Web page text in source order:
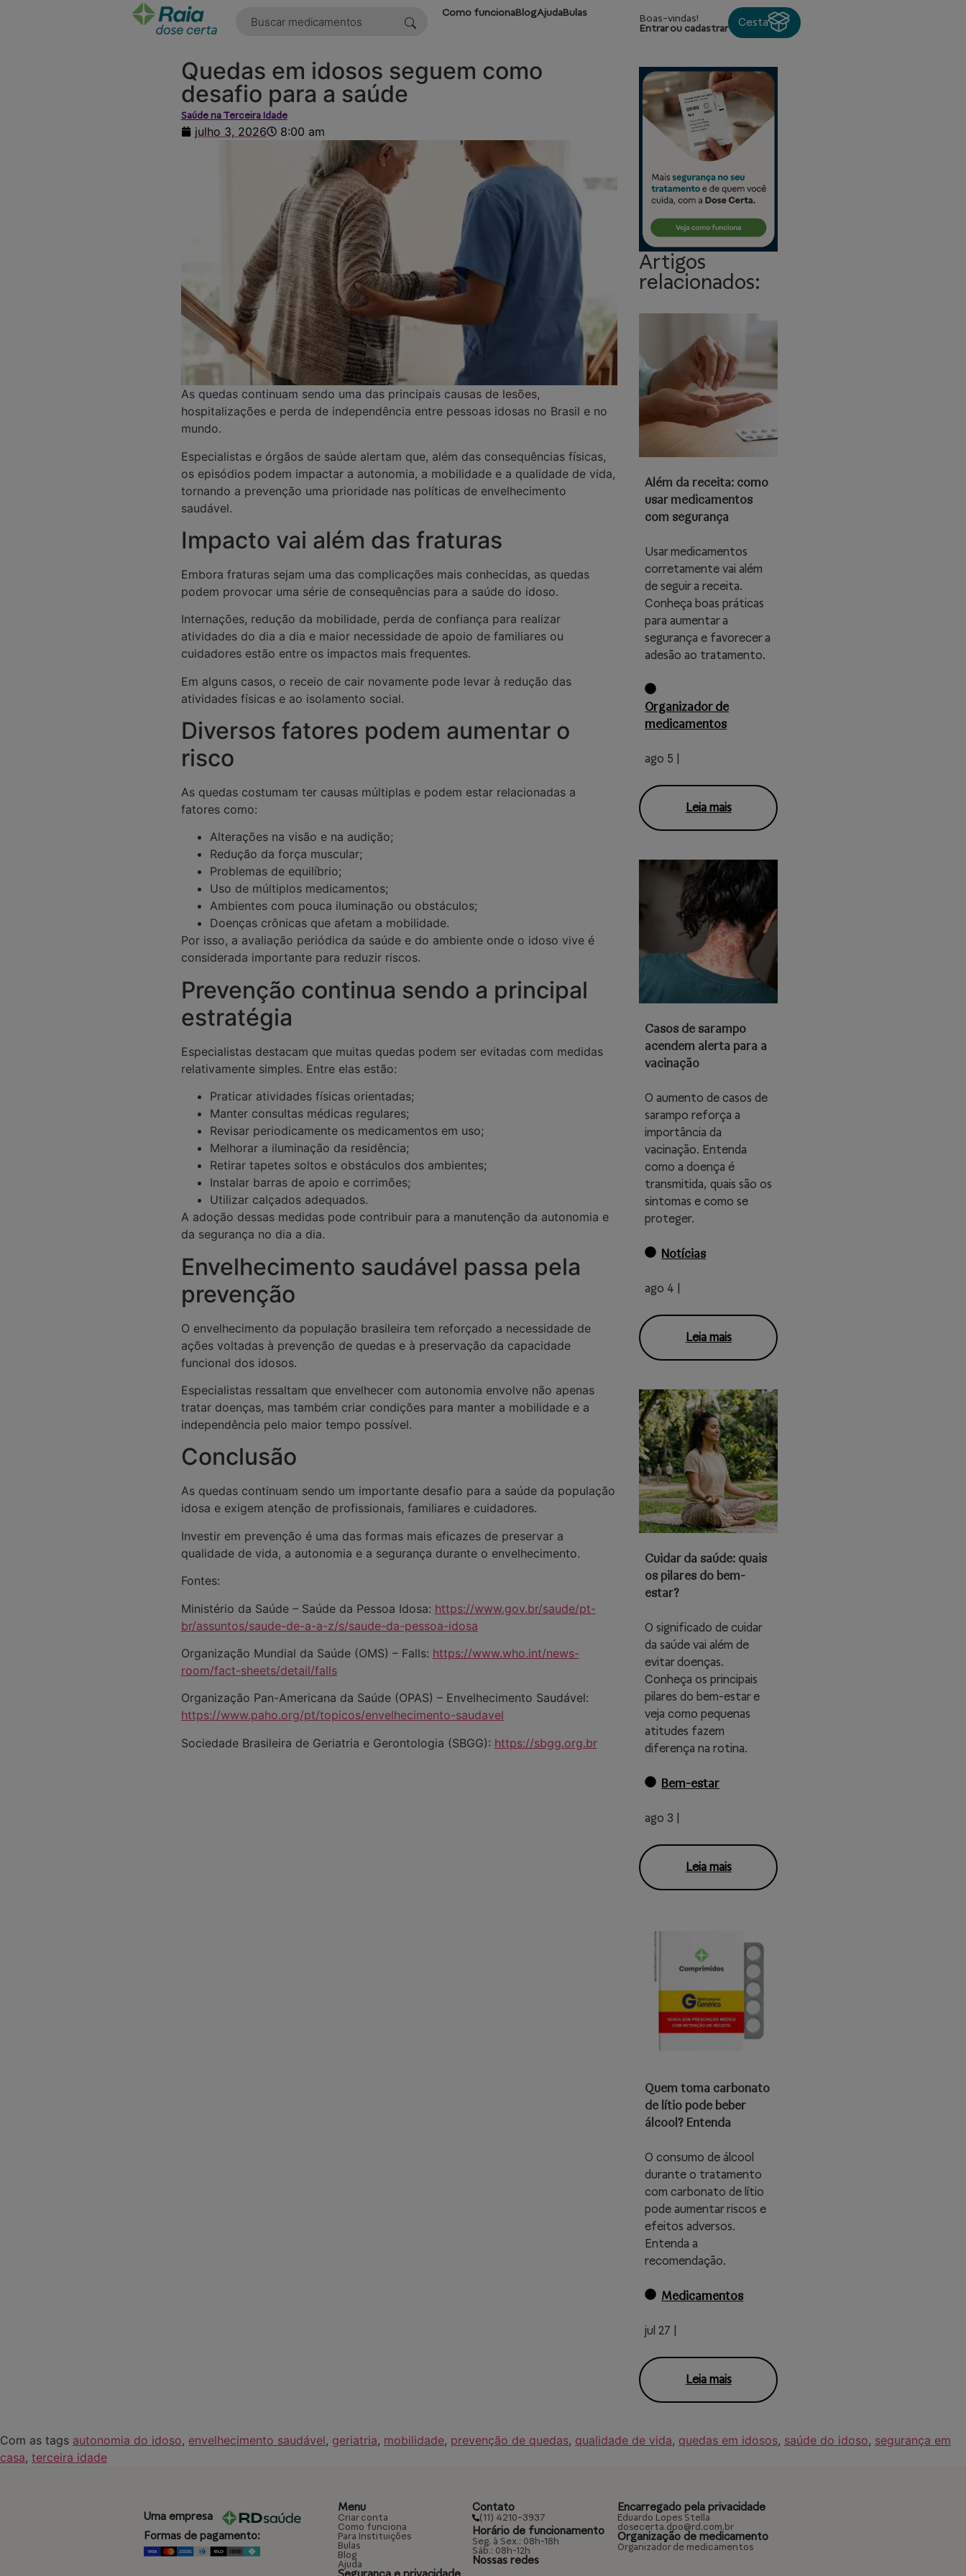
Como funcionaBlogAjudaBulas
Boas-vindas!
Entrar ou cadastrar
Cesta
Quedas em idosos seguem como
desafio para a saúde
Saúde na Terceira Idade
julho 3, 2026 8:00 am
As quedas continuam sendo uma das principais causas de lesões,
hospitalizações e perda de independência entre pessoas idosas no Brasil e no
mundo.
Especialistas e órgãos de saúde alertam que, além das consequências físicas,
os episódios podem impactar a autonomia, a mobilidade e a qualidade de vida,
tornando a prevenção uma prioridade nas políticas de envelhecimento
saudável.
Impacto vai além das fraturas
Embora fraturas sejam uma das complicações mais conhecidas, as quedas
podem provocar uma série de consequências para a saúde do idoso.
Internações, redução da mobilidade, perda de confiança para realizar
atividades do dia a dia e maior necessidade de apoio de familiares ou
cuidadores estão entre os impactos mais frequentes.
Em alguns casos, o receio de cair novamente pode levar à redução das
atividades físicas e ao isolamento social.
Diversos fatores podem aumentar o
risco
As quedas costumam ter causas múltiplas e podem estar relacionadas a
fatores como:
Alterações na visão e na audição;
Redução da força muscular;
Problemas de equilíbrio;
Uso de múltiplos medicamentos;
Ambientes com pouca iluminação ou obstáculos;
Doenças crônicas que afetam a mobilidade.
Por isso, a avaliação periódica da saúde e do ambiente onde o idoso vive é
considerada importante para reduzir riscos.
Prevenção continua sendo a principal
estratégia
Especialistas destacam que muitas quedas podem ser evitadas com medidas
relativamente simples. Entre elas estão:
Praticar atividades físicas orientadas;
Manter consultas médicas regulares;
Revisar periodicamente os medicamentos em uso;
Melhorar a iluminação da residência;
Retirar tapetes soltos e obstáculos dos ambientes;
Instalar barras de apoio e corrimões;
Utilizar calçados adequados.
A adoção dessas medidas pode contribuir para a manutenção da autonomia e
da segurança no dia a dia.
Envelhecimento saudável passa pela
prevenção
O envelhecimento da população brasileira tem reforçado a necessidade de
ações voltadas à prevenção de quedas e à preservação da capacidade
funcional dos idosos.
Especialistas ressaltam que envelhecer com autonomia envolve não apenas
tratar doenças, mas também criar condições para manter a mobilidade e a
independência pelo maior tempo possível.
Conclusão
As quedas continuam sendo um importante desafio para a saúde da população
idosa e exigem atenção de profissionais, familiares e cuidadores.
Investir em prevenção é uma das formas mais eficazes de preservar a
qualidade de vida, a autonomia e a segurança durante o envelhecimento.
Fontes:
Ministério da Saúde – Saúde da Pessoa Idosa: https://www.gov.br/saude/pt-
br/assuntos/saude-de-a-a-z/s/saude-da-pessoa-idosa
Organização Mundial da Saúde (OMS) – Falls: https://www.who.int/news-
room/fact-sheets/detail/falls
Organização Pan-Americana da Saúde (OPAS) – Envelhecimento Saudável:
https://www.paho.org/pt/topicos/envelhecimento-saudavel
Sociedade Brasileira de Geriatria e Gerontologia (SBGG): https://sbgg.org.br
Artigos
relacionados:
Além da receita: como
usar medicamentos
com segurança
Usar medicamentos
corretamente vai além
de seguir a receita.
Conheça boas práticas
para aumentar a
segurança e favorecer a
adesão ao tratamento.
Organizador de
medicamentos
ago 5 |
Leia mais
Casos de sarampo
acendem alerta para a
vacinação
O aumento de casos de
sarampo reforça a
importância da
vacinação. Entenda
como a doença é
transmitida, quais são os
sintomas e como se
proteger.
Notícias
ago 4 |
Leia mais
Cuidar da saúde: quais
os pilares do bem-
estar?
O significado de cuidar
da saúde vai além de
evitar doenças.
Conheça os principais
pilares do bem-estar e
veja como pequenas
atitudes fazem
diferença na rotina.
Bem-estar
ago 3 |
Leia mais
Quem toma carbonato
de lítio pode beber
álcool? Entenda
O consumo de álcool
durante o tratamento
com carbonato de lítio
pode aumentar riscos e
efeitos adversos.
Entenda a
recomendação.
Medicamentos
jul 27 |
Leia mais
Com as tags autonomia do idoso, envelhecimento saudável, geriatria, mobilidade, prevenção de quedas, qualidade de vida, quedas em idosos, saúde do idoso, segurança em
casa, terceira idade
Uma empresa
Formas de pagamento:
Menu
Criar conta
Como funciona
Para Instituições
Bulas
Blog
Ajuda
Contato
(11) 4210-3937
Horário de funcionamento
Seg. à Sex.: 08h-18h
Sáb.: 08h-12h
Nossas redes
Encarregado pela privacidade
Eduardo Lopes Stella
dosecerta.dpo@rd.com.br
Organização de medicamento
Organizador de medicamentos